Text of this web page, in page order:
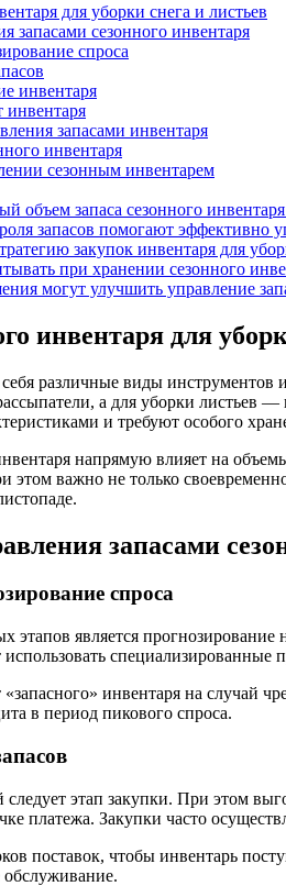
для уборки снега и листьев
запасами сезонного инвентаря
спроса
инвентаря
инвентаря
запасами инвентаря
инвентаря
сезонным инвентарем
объем запаса сезонного
запасов помогают эффективно
закупок инвентаря для
при хранении сезонного
могут улучшить управление
инвентаря для
различные виды инструментов
а для уборки листьев
и требуют особого
напрямую влияет на
этом важно не только
запасами
спроса
является прогнозирование
инвентаря на случай
в период пикового спроса.
следует этап закупки. При этом
платежа. Закупки часто
поставок, чтобы инвентарь
обслуживание.